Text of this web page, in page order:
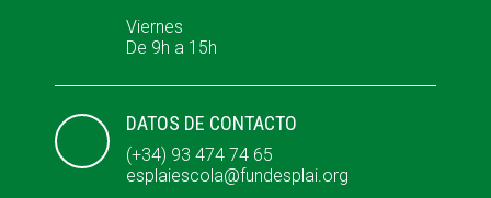
Viernes
De 9h a 15h
DATOS DE CONTACTO
(+34) 93 474 74 65
esplaiescola@fundesplai.org